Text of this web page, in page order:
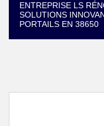
ENTREPRISE LS
SOLUTIONS
PORTAILS EN 38650